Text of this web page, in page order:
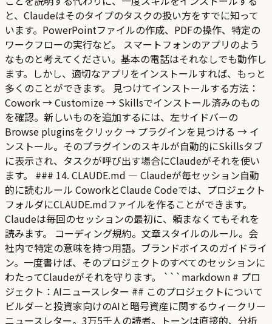
と、Claudeはそのタイプのタスクの扱い方をすでに知って
います。PowerPointファイルの作成、PDFの操作、特定の
ワークフローの実行など。 スマートフォンのアプリのよう
なものと考えてください。基本の電話はそれなしでも動作し
ます。しかし、適切なアプリをインストールすれば、もっと
多くのことができます。 見つけてインストールする方法：
Cowork → Customize → Skillsでインストール済みのもの
を確認。新しいものを追加するには、左サイドバーの
Browse pluginsをクリック → プラグインを見つける → イ
ンストール。そのプラグインのスキルが自動的にSkillsタブ
に表示され、タスクが呼び出す場合にClaudeがそれを使い
ます。 ### 14. CLAUDE.md — Claudeが毎セッション自動
的に読むルール CoworkとClaude Codeでは、プロジェクト
フォルダにCLAUDE.mdファイルを作ることができます。
Claudeは毎回のセッションの最初に、頼まなくてもそれを
読みます。 コーディング規約。文章スタイルのルール。会
社内で特定の意味を持つ用語。ブランドボイスのガイドライ
ン。一度書けば、そのプロジェクトのすべてのセッションに
わたってClaudeがそれを守ります。 ```markdown # プロ
ジェクト：AIニュースレター ## このプロジェクトについて
ビルダーと投資家向けのAIと暗号資産に関するウィークリー
ニュースレター。3万5千人の読者。トーンは直接的、分析